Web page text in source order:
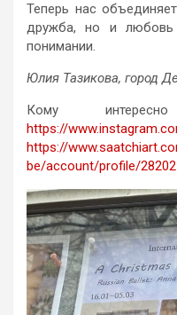
Теперь нас
дружба, но и любовь
понимании.
Юлия Тазикова, город
Кому
https://
https://
be/account/profile/